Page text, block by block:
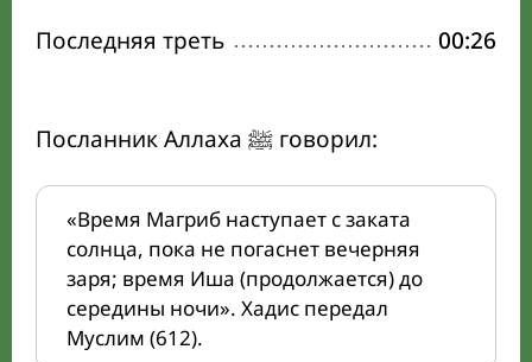
Последняя треть
00:26
Посланник Аллаха ﷺ говорил:
«Время Магриб наступает с заката
солнца, пока не погаснет вечерняя
заря; время Иша (продолжается) до
середины ночи». Хадис передал
Муслим (612).